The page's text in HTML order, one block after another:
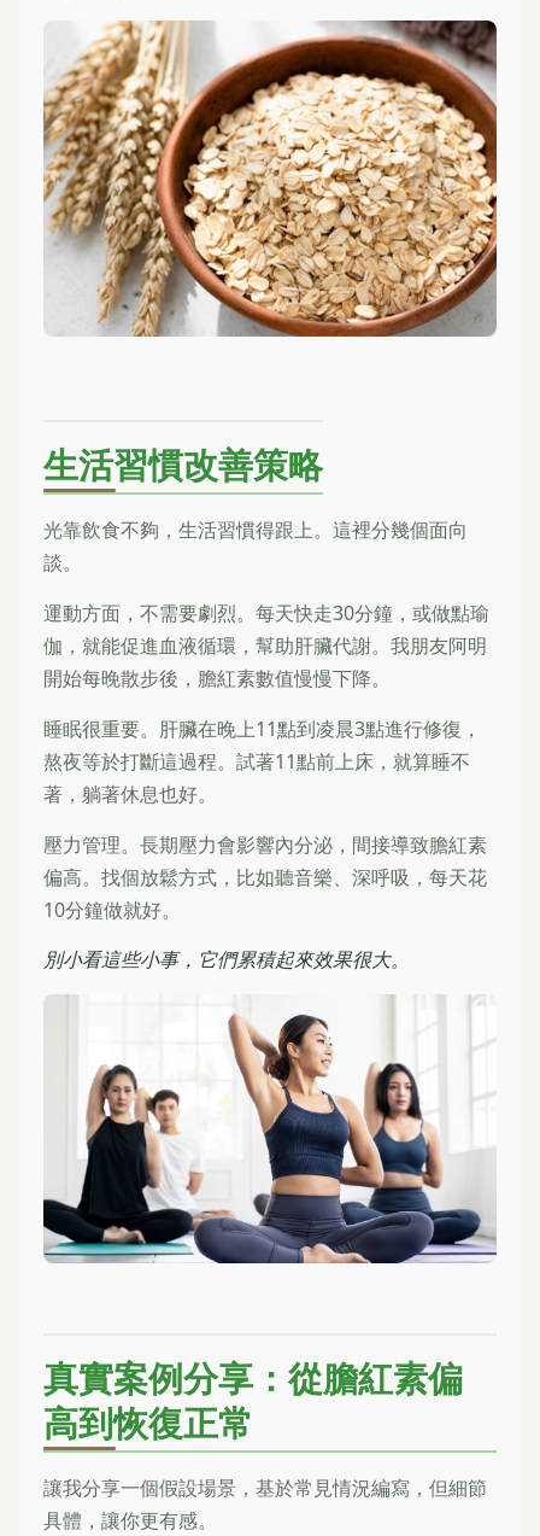
生活習慣改善策略
光靠飲食不夠，生活習慣得跟上。這裡分幾個面向
談。
運動方面，不需要劇烈。每天快走30分鐘，或做點瑜
伽，就能促進血液循環，幫助肝臟代謝。我朋友阿明
開始每晚散步後，膽紅素數值慢慢下降。
睡眠很重要。肝臟在晚上11點到凌晨3點進行修復，
熬夜等於打斷這過程。試著11點前上床，就算睡不
著，躺著休息也好。
壓力管理。長期壓力會影響內分泌，間接導致膽紅素
偏高。找個放鬆方式，比如聽音樂、深呼吸，每天花
10分鐘做就好。
別小看這些小事，它們累積起來效果很大。
真實案例分享：從膽紅素偏
高到恢復正常
讓我分享一個假設場景，基於常見情況編寫，但細節
具體，讓你更有感。